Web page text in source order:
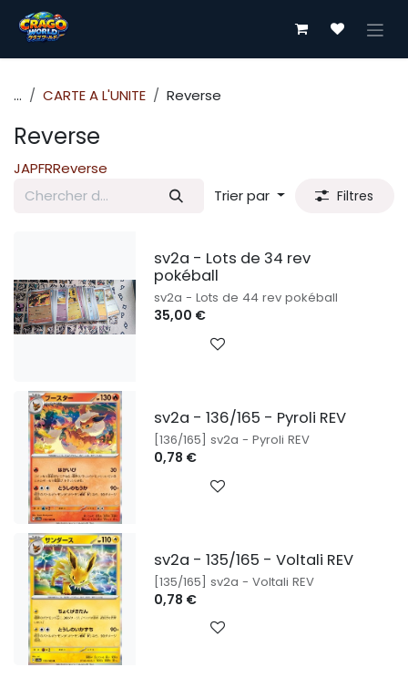
Se rendre au contenu
... CARTE A L'UNITE Reverse
Reverse
JAPFRReverse
Trier par
Filtres
sv2a - Lots de 34 rev
pokéball
sv2a - Lots de 44 rev pokéball
35,00 €
sv2a - 136/165 - Pyroli REV
[136/165] sv2a - Pyroli REV
0,78 €
sv2a - 135/165 - Voltali REV
[135/165] sv2a - Voltali REV
0,78 €